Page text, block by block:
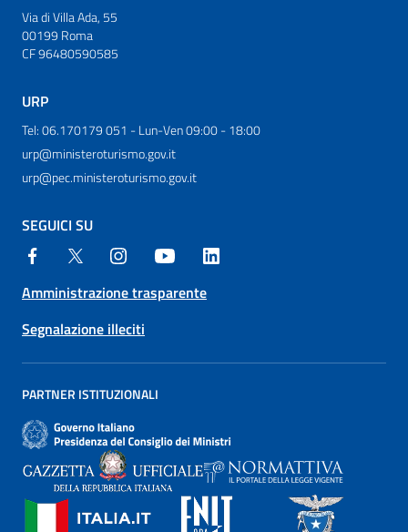
Via di Villa Ada, 55
00199 Roma
CF 96480590585
URP
Tel: 06.170179 051 - Lun-Ven 09:00 - 18:00
urp@ministeroturismo.gov.it
urp@pec.ministeroturismo.gov.it
SEGUICI SU
Amministrazione trasparente
Segnalazione illeciti
PARTNER ISTITUZIONALI